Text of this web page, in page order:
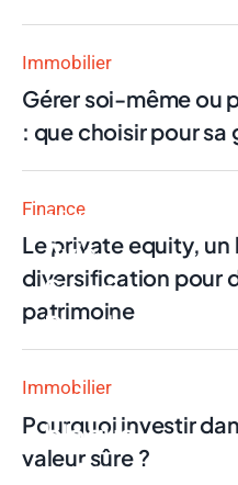
Immobilier
Gérer soi-même ou
: que choisir pour
Finance
Le private equity, un
diversification pour
patrimoine
Immobilier
Pourquoi investir
valeur sûre ?
Finance
Avis
Swan
Pro : la
néobanque
qui
bloque
votre